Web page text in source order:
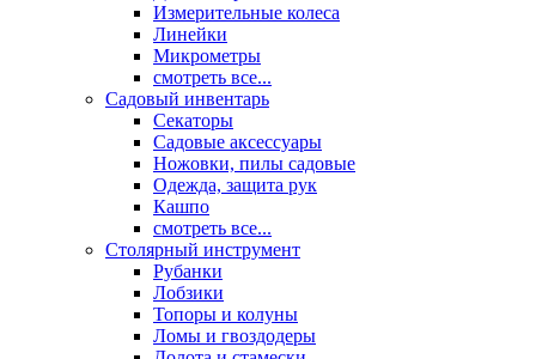
Измерительные колеса
Линейки
Микрометры
смотреть все...
Садовый инвентарь
Секаторы
Садовые аксессуары
Ножовки, пилы садовые
Одежда, защита рук
Кашпо
смотреть все...
Столярный инструмент
Рубанки
Лобзики
Топоры и колуны
Ломы и гвоздодеры